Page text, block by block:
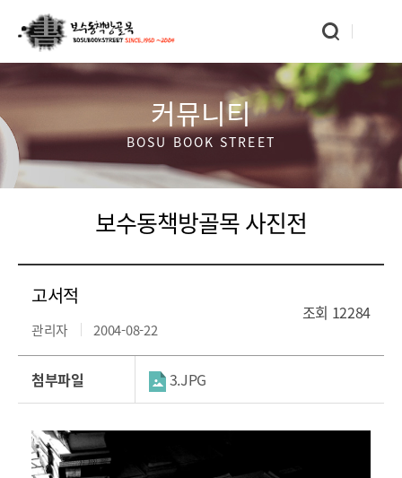
커뮤니티
BOSU BOOK STREET
보수동책방골목 사진전
고서적
조회 12284
관리자 2004-08-22
첨부파일 3.JPG